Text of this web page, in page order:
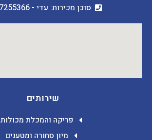
סוכן מכירות: עדי - 050-7255366
שירותים
פריקה והמכלת מכולות
מיון סחורה ומטענים